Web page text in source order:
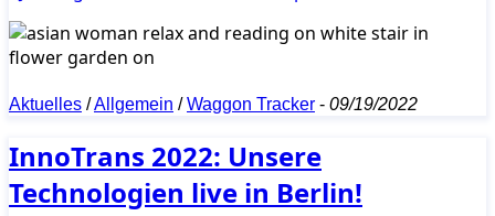
Aktuelles /Allgemein /Waggon Tracker - 09/19/2022
InnoTrans 2022: Unsere
Technologien live in Berlin!